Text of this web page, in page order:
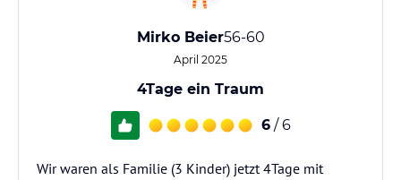
Mirko Beier56-60
April 2025
4Tage ein Traum
6 / 6
Wir waren als Familie (3 Kinder) jetzt 4Tage mit